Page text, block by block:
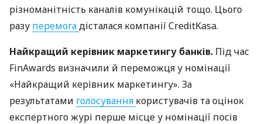
різноманітність каналів комунікацій тощо. Цього
разу перемогадісталася компанії CreditKasa.
Найкращий керівник маркетингу банків. Під час
FinAwards визначили й переможця у номінації
«Найкращий керівник маркетингу». За
результатами голосування користувачів та оцінок
експертного журі перше місце у номінації посів